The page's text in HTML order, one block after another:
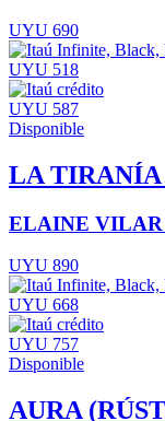
UYU 690
UYU 518
UYU 587
Disponible
LA TIRANÍA
ELAINE
UYU 890
UYU 668
UYU 757
Disponible
AURA